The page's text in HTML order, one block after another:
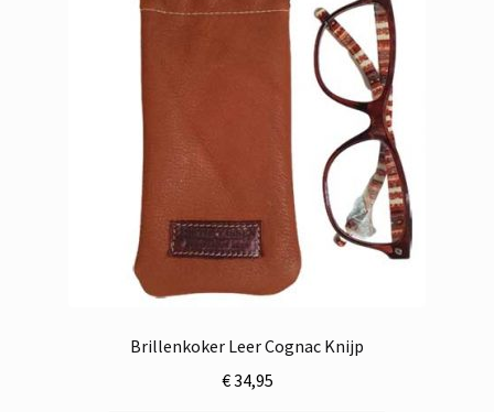
Brillenkoker Leer Cognac Knijp
€34,95